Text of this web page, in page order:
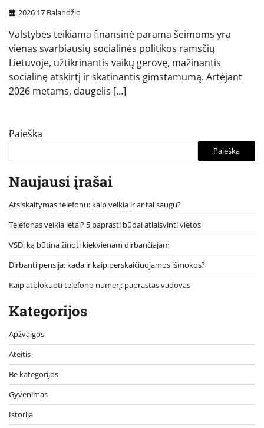
2026 17 Balandžio
Valstybės teikiama finansinė parama šeimoms yra
vienas svarbiausių socialinės politikos ramsčių
Lietuvoje, užtikrinantis vaikų gerovę, mažinantis
socialinę atskirtį ir skatinantis gimstamumą. Artėjant
2026 metams, daugelis […]
Paieška
Paieška
Naujausi įrašai
Atsiskaitymas telefonu: kaip veikia ir ar tai saugu?
Telefonas veikia lėtai? 5 paprasti būdai atlaisvinti vietos
VSD: ką būtina žinoti kiekvienam dirbančiajam
Dirbanti pensija: kada ir kaip perskaičiuojamos išmokos?
Kaip atblokuoti telefono numerį: paprastas vadovas
Kategorijos
Apžvalgos
Ateitis
Be kategorijos
Gyvenimas
Istorija